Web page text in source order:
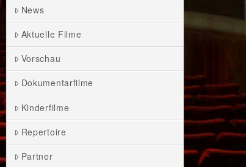
News
Aktuelle Filme
Vorschau
Dokumentarfilme
Kinderfilme
Repertoire
Partner